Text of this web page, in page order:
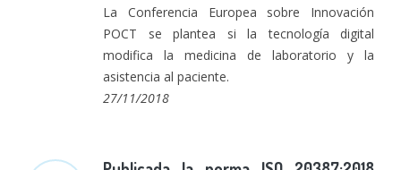
La Conferencia Europea sobre Innovación
POCT se plantea si la tecnología digital
modifica la medicina de laboratorio y la
asistencia al paciente.
27/11/2018